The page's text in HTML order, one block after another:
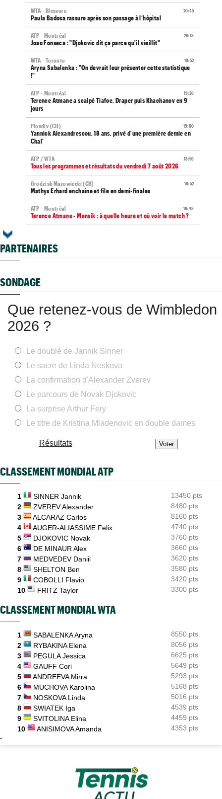
20:45
WTA - Blessure
Paula Badosa rassure après son passage à l’hôpital
20:18
ATP - Montréal
Joao Fonseca : "Djokovic dit ça parce qu'il vieillit"
19:52
WTA - Toronto
Aryna Sabalenka : "On devrait leur présenter cette statistique
!"
19:26
ATP - Montréal
Terence Atmane a scalpé Tiafoe, Draper puis Khachanov en 9
jours
19:00
Plovdiv (CH)
Yannick Alexandrescou, 18 ans, privé d'une première demie en
Chal'
18:56
ATP / WTA
Tous les programmes et résultats du vendredi 7 août 2026
18:52
Grodzisk Mazowiecki (CH)
Mathys Erhard enchaîne et file en demi-finales
18:48
ATP - Montréal
Terence Atmane - Mensik : à quelle heure et où voir le match ?
ATP - Montréal
18:01
Next Gen ATP Finals
Moïse Kouame, 17 ans, peut faire mieux que Sinner et Alcaraz
ATP - Montréal
Français...
ATP - Cincinnati
Rybakina, Andreeva, Osaka, Gauff... horaires et diffusion TV
WTA - Toronto
Jelena Ostapenko dénonce les messages d'insultes et de
ATP - Montréal
16:00
Jeunes
Championne du monde en 2025, la France U14 a été éliminée en
poules
PARTENAIRES
SONDAGE
Que retenez-vous de Wimbledon
2026 ?
Le doublé de Jannik Sinner
Le sacre de Linda Noskova
La confirmation d'Alexander Zverev
Le parcours de Novak Djokovic
La surprise Arthur Fery
Le titre de Kristina Mladenovic en double dames
Résultats
CLASSEMENT MONDIAL ATP
1 SINNER Jannik
13450 pts
2
ZVEREV Alexander
8480 pts
3
ALCARAZ Carlos
8160 pts
4
AUGER-ALIASSIME Felix
4740 pts
5
DJOKOVIC Novak
3760 pts
6
DE MINAUR Alex
3660 pts
7
MEDVEDEV Daniil
3620 pts
8
SHELTON Ben
3580 pts
9
COBOLLI Flavio
3420 pts
10
FRITZ Taylor 3300 pts
CLASSEMENT MONDIAL WTA
1 SABALENKA Aryna
8550 pts
2
RYBAKINA Elena
8056 pts
3
PEGULA Jessica
6625 pts
4
GAUFF Cori
5649 pts
5
ANDREEVA Mirra
5293 pts
6
MUCHOVA Karolina
5168 pts
7
NOSKOVA Linda
5016 pts
8
SWIATEK Iga
4539 pts
9
SVITOLINA Elina
4459 pts
10
ANISIMOVA Amanda 4353 pts
-